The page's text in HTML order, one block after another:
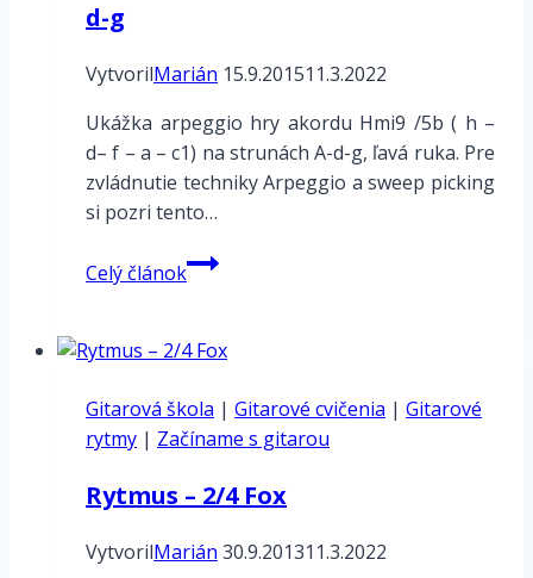
d-g
VytvorilMarián 15.9.201511.3.2022
Ukážka arpeggio hry akordu Hmi9 /5b ( h –
d– f – a – c1) na strunách A-d-g, ľavá ruka. Pre
zvládnutie techniky Arpeggio a sweep picking
si pozri tento…
Celý článokArpeggio
Hmi9/5b
strunách
d-
g
Gitarová škola | Gitarové cvičenia | Gitarové
rytmy | Začíname s gitarou
Rytmus – 2/4 Fox
VytvorilMarián 30.9.201311.3.2022